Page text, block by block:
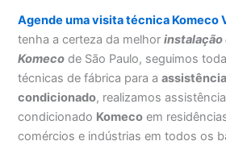
Agende uma visita técnica Komeco
tenha a certeza da melhorinstalação
Komeco de São Paulo, seguimos
técnicas de fábrica para a
condicionado, realizamos
condicionado Komeco em
comércios e indústrias em todos os